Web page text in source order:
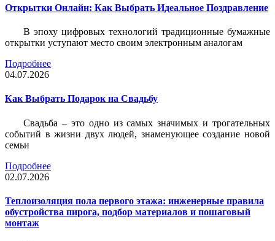
Открытки Онлайн: Как Выбрать Идеальное Поздравление
В эпоху цифровых технологий традиционные бумажные
открытки уступают место своим электронным аналогам
Подробнее
04.07.2026
Как Выбрать Подарок на Свадьбу
Свадьба – это одно из самых значимых и трогательных
событий в жизни двух людей, знаменующее создание новой
семьи
Подробнее
02.07.2026
Теплоизоляция пола первого этажа: инженерные правила
обустройства пирога, подбор материалов и пошаговый
монтаж